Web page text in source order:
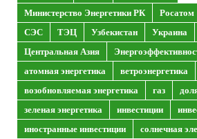
Министерство Энергетики РК
Росатом
СЭС
ТЭЦ Узбекистан Украина
Центральная Азия
атомная энергетика
ветроэнергетика
возобновляемая энергетика
газ
зеленая энергетика
инвестиции
иностранные инвестиции
солнечная